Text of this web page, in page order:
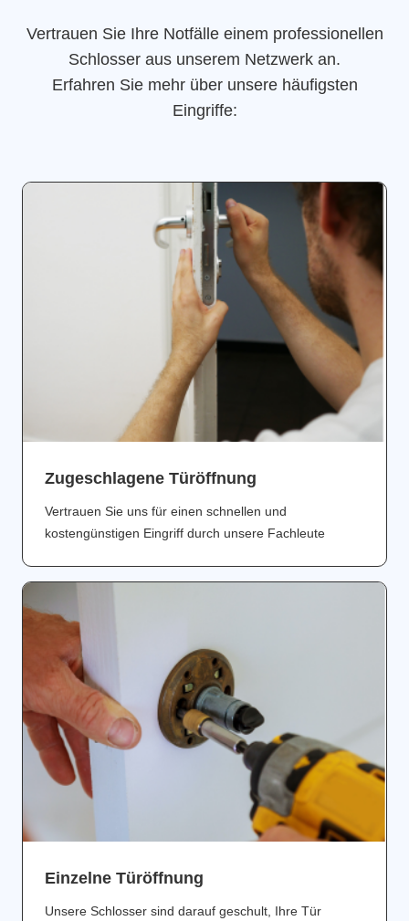
Vertrauen Sie Ihre Notfälle einem professionellen
Schlosser aus unserem Netzwerk an.
Erfahren Sie mehr über unsere häufigsten
Eingriffe:
Zugeschlagene Türöffnung
Vertrauen Sie uns für einen schnellen und
kostengünstigen Eingriff durch unsere Fachleute
Einzelne Türöffnung
Unsere Schlosser sind darauf geschult, Ihre Tür